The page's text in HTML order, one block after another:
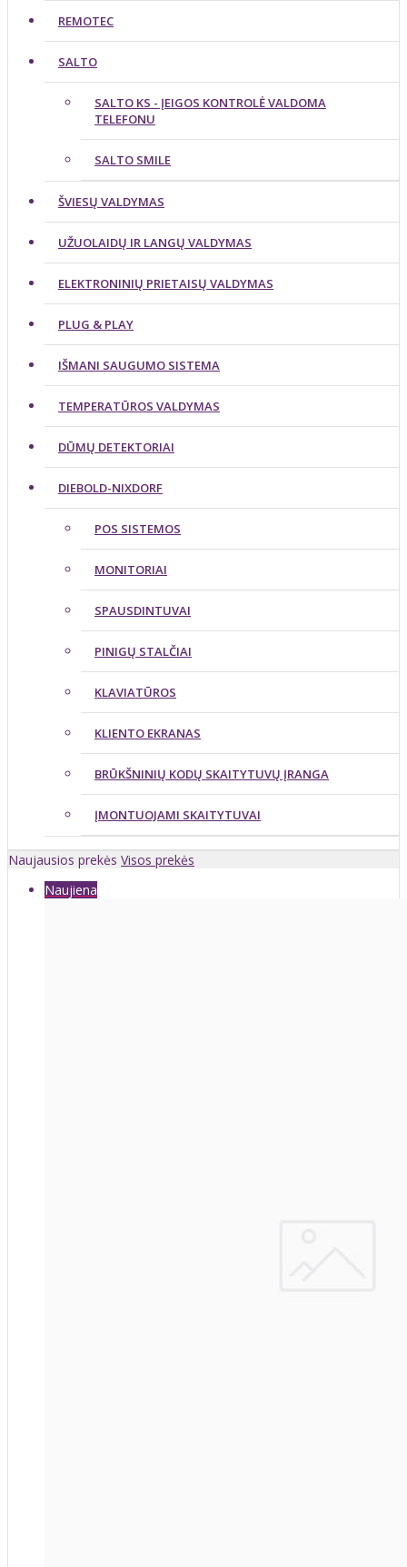
REMOTEC
SALTO
SALTO KS - ĮEIGOS KONTROLĖ VALDOMA
TELEFONU
SALTO SMILE
ŠVIESŲ VALDYMAS
UŽUOLAIDŲ IR LANGŲ VALDYMAS
ELEKTRONINIŲ PRIETAISŲ VALDYMAS
PLUG & PLAY
IŠMANI SAUGUMO SISTEMA
TEMPERATŪROS VALDYMAS
DŪMŲ DETEKTORIAI
DIEBOLD-NIXDORF
POS SISTEMOS
MONITORIAI
SPAUSDINTUVAI
PINIGŲ STALČIAI
KLAVIATŪROS
KLIENTO EKRANAS
BRŪKŠNINIŲ KODŲ SKAITYTUVŲ ĮRANGA
ĮMONTUOJAMI SKAITYTUVAI
Naujausios prekės Visos prekės
Naujiena